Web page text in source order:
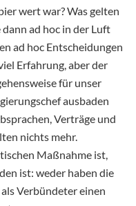
wert war? Was gelten
ad hoc in der Luft
ad hoc Entscheidungen
Erfahrung, aber der
für unser
ausbaden
Verträge und
nichts mehr.
Maßnahme ist,
ist: weder haben die
Verbündeter einen